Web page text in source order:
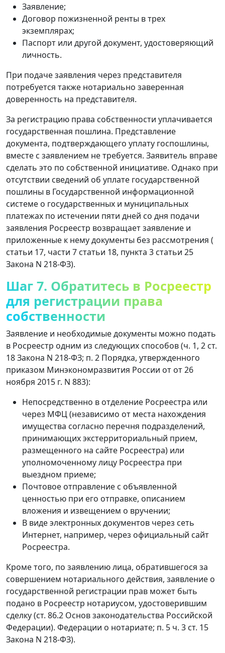
Заявление;
Договор пожизненной ренты в трех
экземплярах;
Паспорт или другой документ, удостоверяющий
личность.
При подаче заявления через представителя
потребуется также нотариально заверенная
доверенность на представителя.
За регистрацию права собственности уплачивается
государственная пошлина. Представление
документа, подтверждающего уплату госпошлины,
вместе с заявлением не требуется. Заявитель вправе
сделать это по собственной инициативе. Однако при
отсутствии сведений об уплате государственной
пошлины в Государственной информационной
системе о государственных и муниципальных
платежах по истечении пяти дней со дня подачи
заявления Росреестр возвращает заявление и
приложенные к нему документы без рассмотрения (
статьи 17, части 7 статьи 18, пункта 3 статьи 25
Закона N 218-ФЗ).
Шаг 7. Обратитесь в Росреестр
для регистрации права
собственности
Заявление и необходимые документы можно подать
в Росреестр одним из следующих способов (ч. 1, 2 ст.
18 Закона N 218-ФЗ; п. 2 Порядка, утвержденного
приказом Минэкономразвития России от от 26
ноября 2015 г. N 883):
Непосредственно в отделение Росреестра или
через МФЦ (независимо от места нахождения
имущества согласно перечня подразделений,
принимающих экстерриториальный прием,
размещенного на сайте Росреестра) или
уполномоченному лицу Росреестра при
выездном приеме;
Почтовое отправление с объявленной
ценностью при его отправке, описанием
вложения и извещением о вручении;
В виде электронных документов через сеть
Интернет, например, через официальный сайт
Росреестра.
Кроме того, по заявлению лица, обратившегося за
совершением нотариального действия, заявление о
государственной регистрации прав может быть
подано в Росреестр нотариусом, удостоверившим
сделку (ст. 86.2 Основ законодательства Российской
Федерации). Федерации о нотариате; п. 5 ч. 3 ст. 15
Закона N 218-ФЗ).